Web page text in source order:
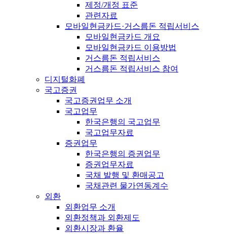
제정/개정 표준
관련자료
모바일현금카드·거스름돈 적립서비스
모바일현금카드 개요
모바일현금카드 이용방법
거스름돈 적립서비스
거스름돈 적립서비스 참여
디지털화폐
국고증권
국고증권업무 소개
국고업무
한국은행의 국고업무
국고업무자료
증권업무
한국은행의 증권업무
증권업무자료
국채 발행 및 환매공고
국채관련 물가연동계수
외환
외환업무 소개
외환정책과 외환제도
외환시장과 환율